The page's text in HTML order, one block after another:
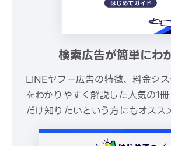
検索広告が簡単にわ
LINEヤフー広告の特徴、料金シ
をわかりやすく解説した人気の1
だけ知りたいという方にもオスス
\ 30秒でかんたんダウンロー